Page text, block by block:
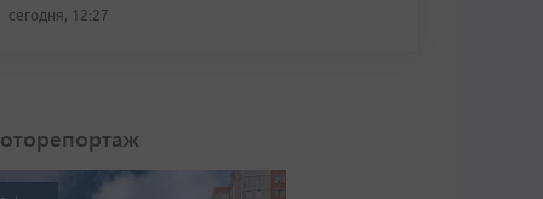
сегодня, 12:27